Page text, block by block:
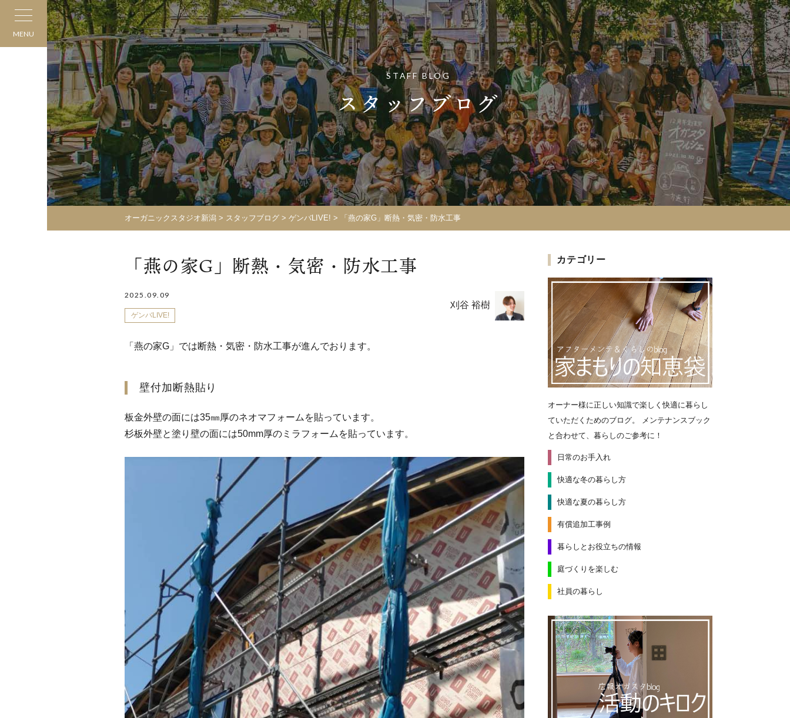
MENU
STAFF BLOG
スタッフブログ
オーガニックスタジオ新潟 > スタッフブログ > ゲンバLIVE! > 「燕の家G」断熱・気密・防水工事
「燕の家G」断熱・気密・防水工事
2025.09.09
ゲンバLIVE!
刈谷 裕樹
「燕の家G」では断熱・気密・防水工事が進んでおります。
壁付加断熱貼り
板金外壁の面には35㎜厚のネオマフォームを貼っています。
杉板外壁と塗り壁の面には50mm厚のミラフォームを貼っています。
カテゴリー
オーナー様に正しい知識で楽しく快適に暮らし
ていただくためのブログ。
メンテナンスブック
と合わせて、暮らしのご参考に！
日常のお手入れ
快適な冬の暮らし方
快適な夏の暮らし方
有償追加工事例
暮らしとお役立ちの情報
庭づくりを楽しむ
社員の暮らし